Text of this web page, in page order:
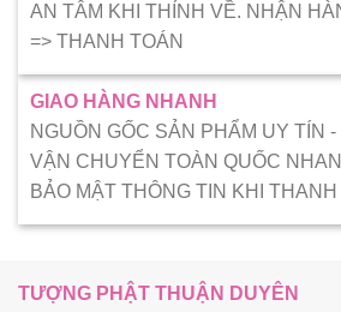
AN TÂM KHI THỈNH VỀ. NHẬN
=> THANH TOÁN
GIAO HÀNG NHANH
NGUỒN GỐC SẢN PHẨM UY TÍN
VẬN CHUYỂN TOÀN QUỐC
BẢO MẬT THÔNG TIN KHI
TƯỢNG PHẬT THUẬN DUYÊN